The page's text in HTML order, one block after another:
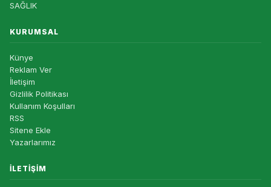
SAĞLIK
KURUMSAL
Künye
Reklam Ver
İletişim
Gizlilik Politikası
Kullanım Koşulları
RSS
Sitene Ekle
Yazarlarımız
İLETIŞIM